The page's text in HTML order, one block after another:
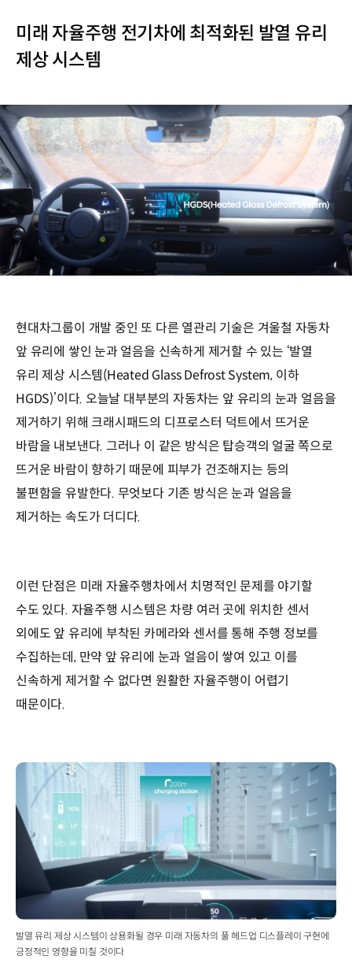
미래 자율주행 전기차에 최적화된 발열 유리
제상 시스템
현대차그룹이 개발 중인 또 다른 열관리 기술은 겨울철 자동차
앞 유리에 쌓인 눈과 얼음을 신속하게 제거할 수 있는 ‘발열
유리 제상 시스템(Heated Glass Defrost System, 이하
HGDS)’이다. 오늘날 대부분의 자동차는 앞 유리의 눈과 얼음을
제거하기 위해 크래시패드의 디프로스터 덕트에서 뜨거운
바람을 내보낸다. 그러나 이 같은 방식은 탑승객의 얼굴 쪽으로
뜨거운 바람이 향하기 때문에 피부가 건조해지는 등의
불편함을 유발한다. 무엇보다 기존 방식은 눈과 얼음을
제거하는 속도가 더디다.
이런 단점은 미래 자율주행차에서 치명적인 문제를 야기할
수도 있다. 자율주행 시스템은 차량 여러 곳에 위치한 센서
외에도 앞 유리에 부착된 카메라와 센서를 통해 주행 정보를
수집하는데, 만약 앞 유리에 눈과 얼음이 쌓여 있고 이를
신속하게 제거할 수 없다면 원활한 자율주행이 어렵기
때문이다.
발열 유리 제상 시스템이 상용화될 경우 미래 자동차의 풀 헤드업 디스플레이 구현에
긍정적인 영향을 미칠 것이다